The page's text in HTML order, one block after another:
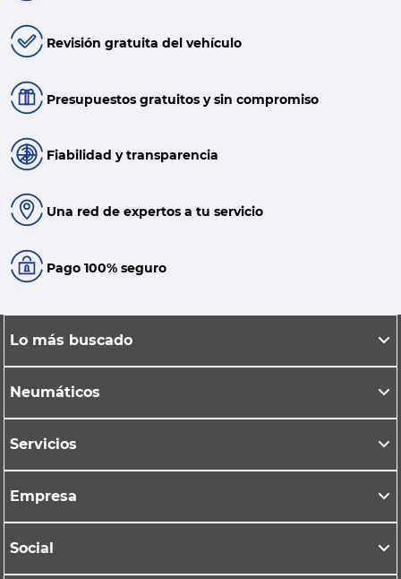
Revisión gratuita del vehículo
Presupuestos gratuitos y sin compromiso
Fiabilidad y transparencia
Una red de expertos a tu servicio
Pago 100% seguro
Lo más buscado
Neumáticos
Servicios
Empresa
Social